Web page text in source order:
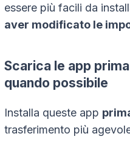
essere più facili da
aver modificato le
Scarica le app
quando possibile
Installa queste app
trasferimento più